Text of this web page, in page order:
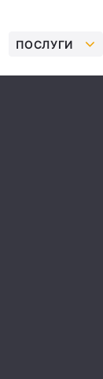
ПОСЛУГИ